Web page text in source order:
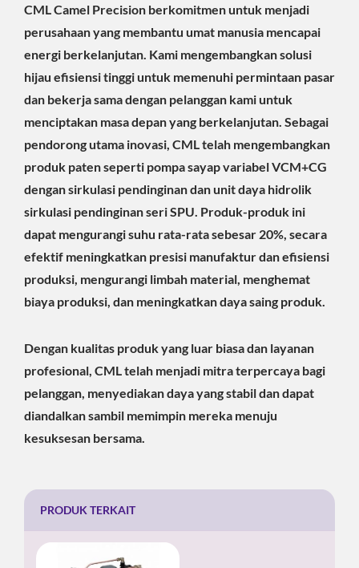
CML Camel Precision berkomitmen untuk menjadi
perusahaan yang membantu umat manusia mencapai
energi berkelanjutan. Kami mengembangkan solusi
hijau efisiensi tinggi untuk memenuhi permintaan pasar
dan bekerja sama dengan pelanggan kami untuk
menciptakan masa depan yang berkelanjutan. Sebagai
pendorong utama inovasi, CML telah mengembangkan
produk paten seperti pompa sayap variabel VCM+CG
dengan sirkulasi pendinginan dan unit daya hidrolik
sirkulasi pendinginan seri SPU. Produk-produk ini
dapat mengurangi suhu rata-rata sebesar 20%, secara
efektif meningkatkan presisi manufaktur dan efisiensi
produksi, mengurangi limbah material, menghemat
biaya produksi, dan meningkatkan daya saing produk.
Dengan kualitas produk yang luar biasa dan layanan
profesional, CML telah menjadi mitra terpercaya bagi
pelanggan, menyediakan daya yang stabil dan dapat
diandalkan sambil memimpin mereka menuju
kesuksesan bersama.
PRODUK TERKAIT